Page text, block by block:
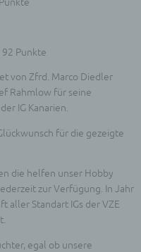
Punkte
von Zfrd. Marco Diedler
Rahmlow für seine
IG Kanarien.
für die gezeigte
die helfen unser Hobby
zur Verfügung. In Jahr
aller Standart IGs der VZE
egal ob unsere